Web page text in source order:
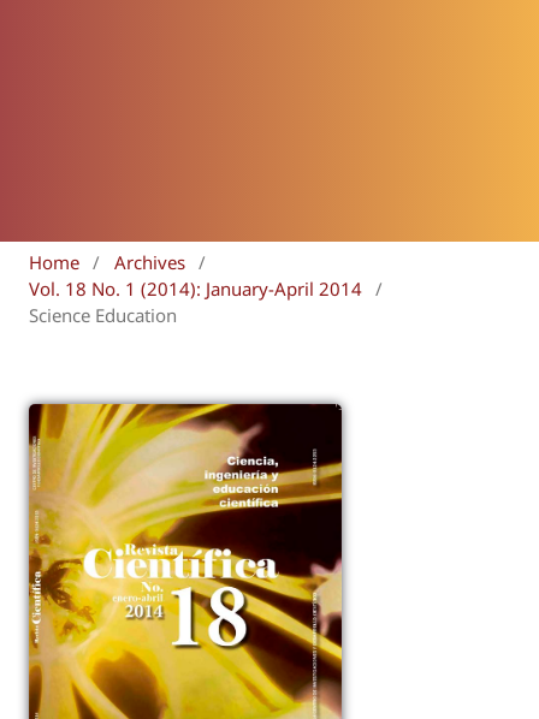
Home / Archives /
Vol. 18 No. 1 (2014): January-April 2014 /
Science Education